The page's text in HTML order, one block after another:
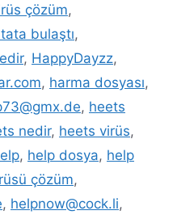
çözüm,
bulaştı,
, HappyDayzz,
, harma dosyası,
, heets
nedir, heets virüs,
, help dosya, help
çözüm,
, helpnow@cock.li,